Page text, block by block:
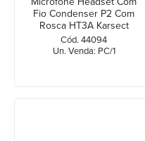
Fio Condenser P2 Com
Rosca HT3A Karsect
Cód. 44094
Un. Venda: PC/1